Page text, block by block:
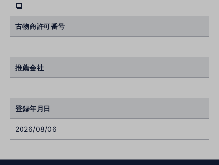
古物商許可番号
推薦会社
登録年月日
2026/08/06